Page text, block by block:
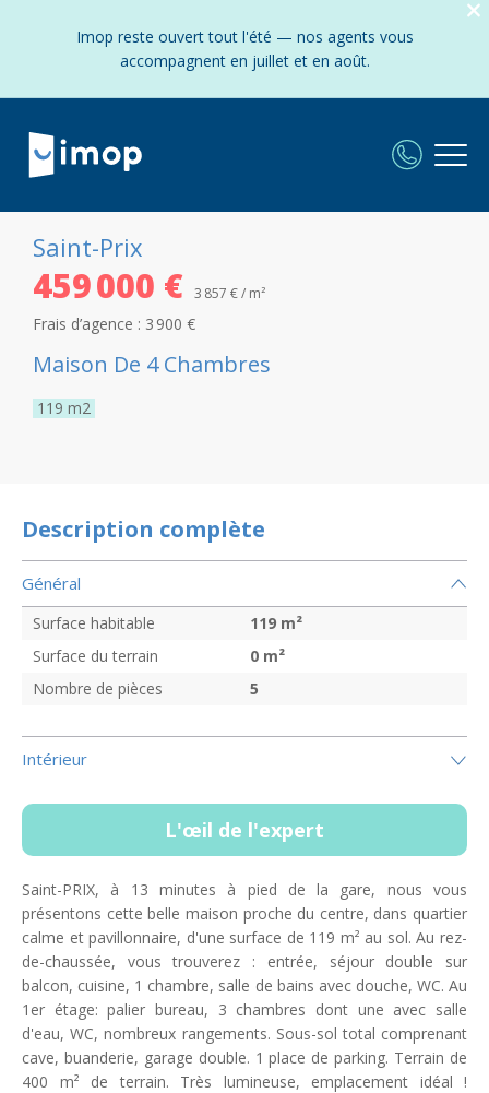
Imop reste ouvert tout l'été — nos agents vous
accompagnent en juillet et en août.
Saint-Prix
459 000 € 3 857 € / m²
Frais d’agence : 3 900 €
Maison De 4 Chambres
119 m2
Description complète
Général
Surface habitable 119 m²
Surface du terrain
0 m²
Nombre de pièces
5
Intérieur
L'œil de l'expert
Saint-PRIX, à 13 minutes à pied de la gare, nous vous
présentons cette belle maison proche du centre, dans quartier
calme et pavillonnaire, d'une surface de 119 m² au sol. Au rez-
de-chaussée, vous trouverez : entrée, séjour double sur
balcon, cuisine, 1 chambre, salle de bains avec douche, WC. Au
1er étage: palier bureau, 3 chambres dont une avec salle
d'eau, WC, nombreux rangements. Sous-sol total comprenant
cave, buanderie, garage double. 1 place de parking. Terrain de
400 m² de terrain. Très lumineuse, emplacement idéal !